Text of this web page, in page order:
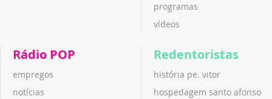
programas
vídeos
Rádio POP
empregos
notícias
Redentoristas
história pe. vitor
hospedagem santo afonso